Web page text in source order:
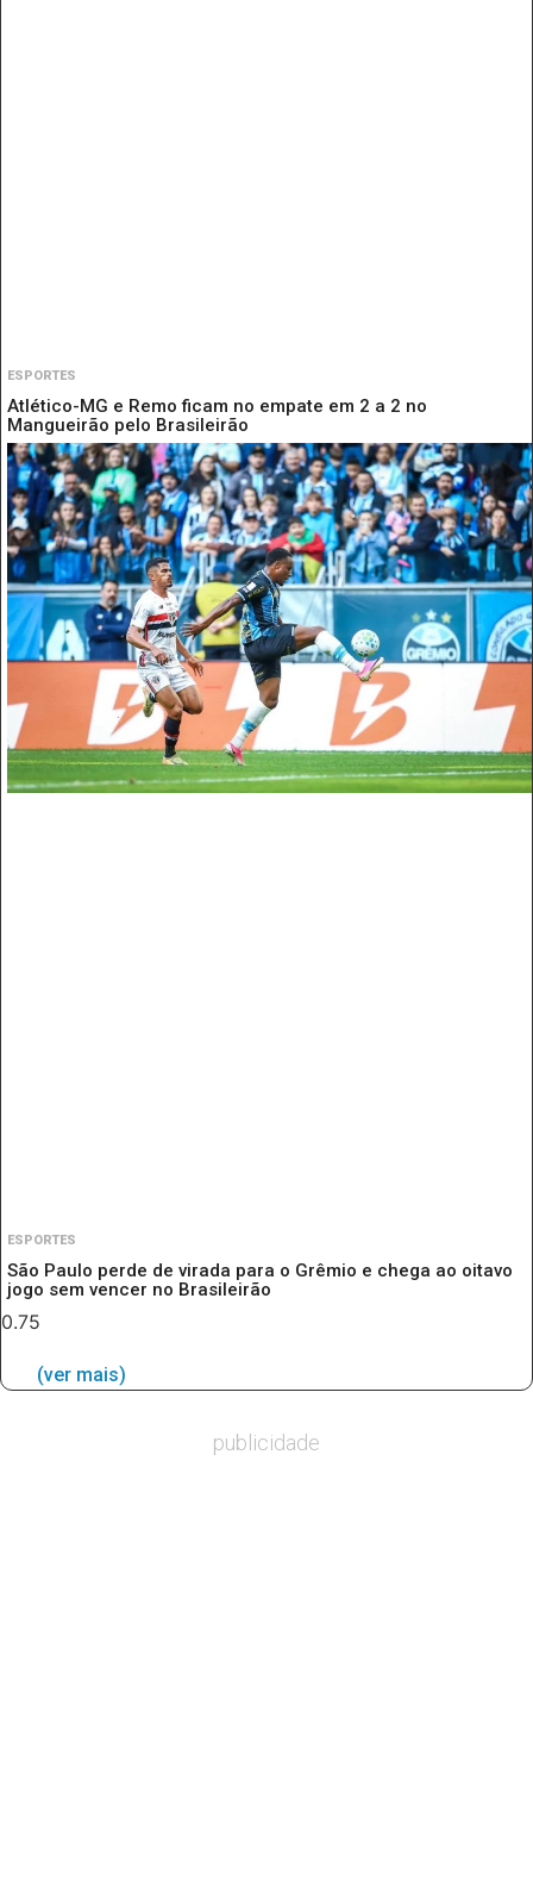
ESPORTES
Atlético-MG e Remo ficam no empate em 2 a 2 no
Mangueirão pelo Brasileirão
ESPORTES
São Paulo perde de virada para o Grêmio e chega ao oitavo
jogo sem vencer no Brasileirão
(ver mais)
publicidade